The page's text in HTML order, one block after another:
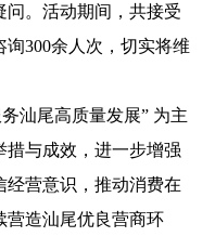
问。活动期间，共接受
300余人次，切实将维
汕尾高质量发展” 为主
措与成效，进一步增强
经营意识，推动消费在
营造汕尾优良营商环